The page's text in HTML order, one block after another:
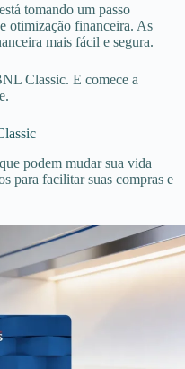
tomando um passo
otimização financeira. As
mais fácil e segura.
Classic. E comece a
podem mudar sua vida
para facilitar suas compras e